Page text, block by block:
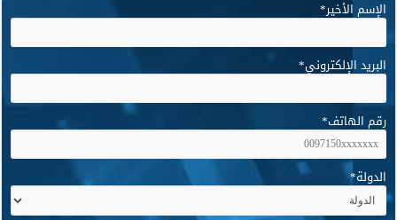
الإسم الأخير*
البريد الإلكتروني*
رقم الهاتف*
الدولة*